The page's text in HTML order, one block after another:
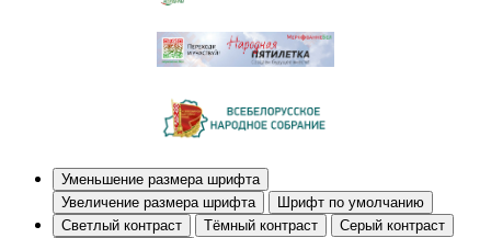
Уменьшение размера шрифта
Увеличение размера шрифта
Шрифт по умолчанию
Светлый контраст
Тёмный контраст
Серый контраст